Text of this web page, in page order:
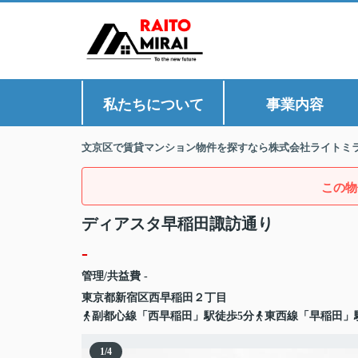
私たちについて 事業内容
文京区で賃貸マンション物件を探すなら株式会社ライトミ
この
ディアスタ早稲田諏訪通り
-
管理/共益費 -
東京都新宿区西早稲田 ２丁目
副都心線「西早稲田」駅徒歩5分
東西線「早稲田」
1/4